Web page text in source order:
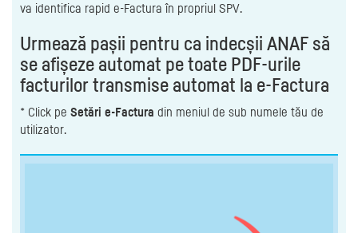
va identifica rapid e-Factura în propriul SPV.
Urmează pașii pentru ca indecșii ANAF să
se afișeze automat pe toate PDF-urile
facturilor transmise automat la e-Factura
* Click pe Setări e-Factura din meniul de sub numele tău de
utilizator.